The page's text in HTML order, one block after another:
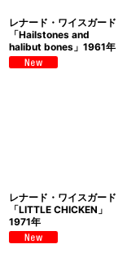
レナード・ワイスガード
「Hailstones and
halibut bones」1961年
レナード・ワイスガード
「LITTLE CHICKEN」
1971年